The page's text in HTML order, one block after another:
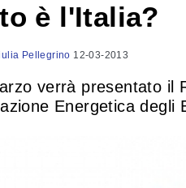
è l'Italia?
Pellegrino 12-03-2013
verrà presentato il
Energetica degli